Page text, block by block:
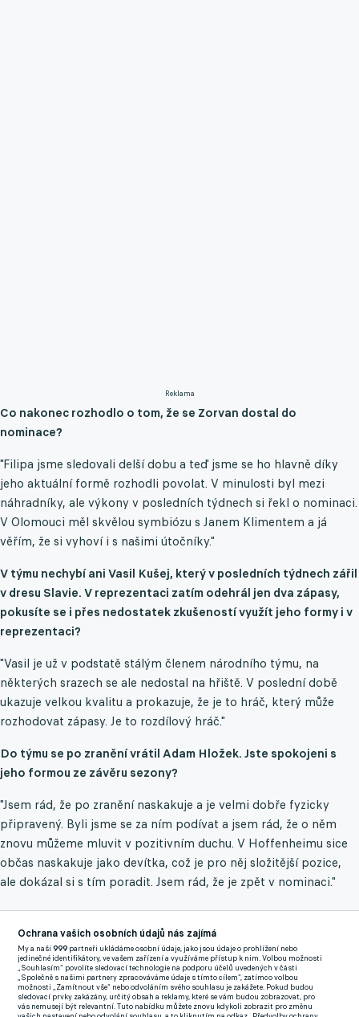
Reklama
Co nakonec rozhodlo o tom, že se Zorvan dostal do
nominace?
"Filipa jsme sledovali delší dobu a teď jsme se ho hlavně díky
jeho aktuální formě rozhodli povolat. V minulosti byl mezi
náhradníky, ale výkony v posledních týdnech si řekl o nominaci.
V Olomouci měl skvělou symbiózu s Janem Klimentem a já
věřím, že si vyhoví i s našimi útočníky."
V týmu nechybí ani Vasil Kušej, který v posledních týdnech zářil
v dresu Slavie. V reprezentaci zatím odehrál jen dva zápasy,
pokusíte se i přes nedostatek zkušeností využít jeho formy i v
reprezentaci?
"Vasil je už v podstatě stálým členem národního týmu, na
některých srazech se ale nedostal na hřiště. V poslední době
ukazuje velkou kvalitu a prokazuje, že je to hráč, který může
rozhodovat zápasy. Je to rozdílový hráč."
Do týmu se po zranění vrátil Adam Hložek. Jste spokojeni s
jeho formou ze závěru sezony?
"Jsem rád, že po zranění naskakuje a je velmi dobře fyzicky
připravený. Byli jsme se za ním podívat a jsem rád, že o něm
znovu můžeme mluvit v pozitivním duchu. V Hoffenheimu sice
občas naskakuje jako devítka, což je pro něj složitější pozice,
ale dokázal si s tím poradit. Jsem rád, že je zpět v nominaci."
V červnovém bloku vás čeká Chorvatsko, které na posledních
dvou světových šampionátech vybojovalo medaili. Právě s
týmem Zlatka Daliče byste měli bojovat o přímý postup na
závěrečný turnaj. Co od zápasu v Osijeku očekáváte?
Ochrana vašich osobních údajů nás zajímá
My a naši999 partneři ukládáme osobní údaje, jako jsou údaje o prohlížení nebo
jedinečné identifikátory, ve vašem zařízení a využíváme přístup k nim. Volbou možnosti
„Souhlasím“ povolíte sledovací technologie na podporu účelů uvedených v části
„Společně s našimi partnery zpracováváme údaje s tímto cílem“, zatímco volbou
možnosti „Zamítnout vše“ nebo odvoláním svého souhlasu je zakážete. Pokud budou
sledovací prvky zakázány, určitý obsah a reklamy, které se vám budou zobrazovat, pro
vás nemusejí být relevantní. Tuto nabídku můžete znovu kdykoli zobrazit pro změnu